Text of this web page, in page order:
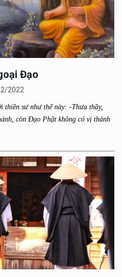
Đạo
2022
thiền sư như thế này: -Thưa thầy,
còn Đạo Phật không có vị thánh